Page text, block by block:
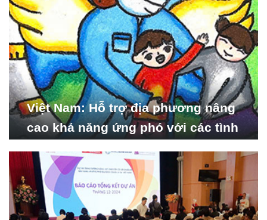
Việt Nam: Hỗ trợ địa phương nâng
cao khả năng ứng phó với các tình